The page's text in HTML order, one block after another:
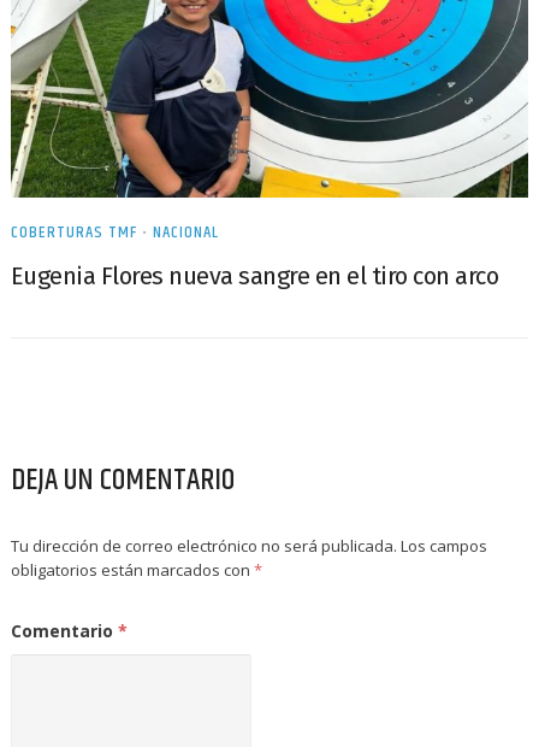
COBERTURAS TMF • NACIONAL
Eugenia Flores nueva sangre en el tiro con arco
DEJA UN COMENTARIO
Tu dirección de correo electrónico no será publicada. Los campos
obligatorios están marcados con *
Comentario *